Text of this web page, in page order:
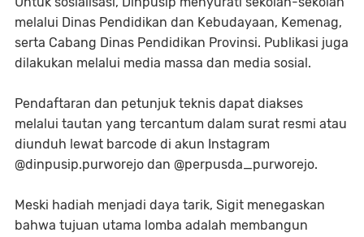
melalui Dinas Pendidikan dan Kebudayaan, Kemenag,
serta Cabang Dinas Pendidikan Provinsi. Publikasi juga
dilakukan melalui media massa dan media sosial.
Pendaftaran dan petunjuk teknis dapat diakses
melalui tautan yang tercantum dalam surat resmi atau
diunduh lewat barcode di akun Instagram
@dinpusip.purworejo dan @perpusda_purworejo.
Meski hadiah menjadi daya tarik, Sigit menegaskan
bahwa tujuan utama lomba adalah membangun